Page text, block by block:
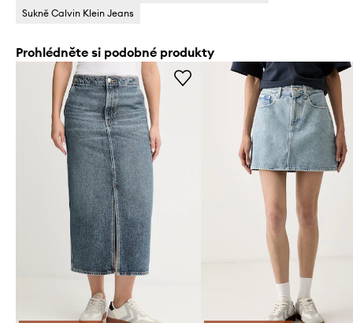
Sukně Calvin Klein Jeans
Prohlédněte si podobné produkty